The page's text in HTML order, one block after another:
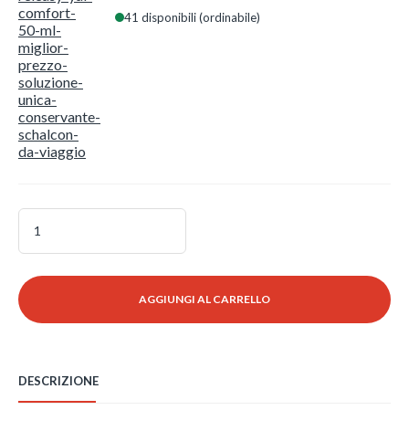
41 disponibili (ordinabile)
Air
Optix
Night&Day
lenti)
+
Sky
+
Sky
AGGIUNGI AL CARRELLO
DESCRIZIONE